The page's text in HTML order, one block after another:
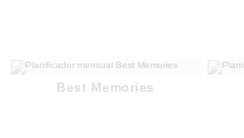
Best Memories